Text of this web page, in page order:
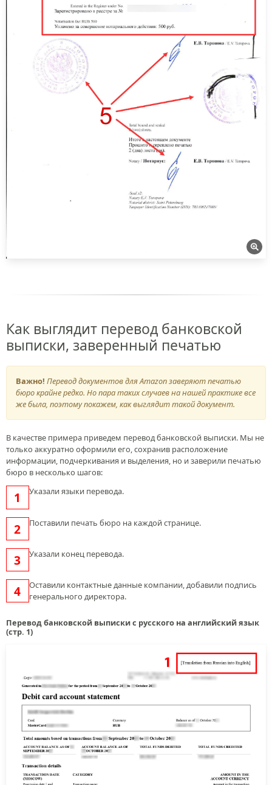
Как выглядит перевод банковской
выписки, заверенный печатью
Важно! Перевод документов для Amazon заверяют печатью
бюро крайне редко. Но пара таких случаев на нашей практике все
же была, поэтому покажем, как выглядит такой документ.
В качестве примера приведем перевод банковской выписки. Мы не
только аккуратно оформили его, сохранив расположение
информации, подчеркивания и выделения, но и заверили печатью
бюро в несколько шагов:
Указали языки перевода.
Поставили печать бюро на каждой странице.
Указали конец перевода.
Оставили контактные данные компании, добавили подпись
генерального директора.
Перевод банковской выписки с русского на английский язык
(стр. 1)